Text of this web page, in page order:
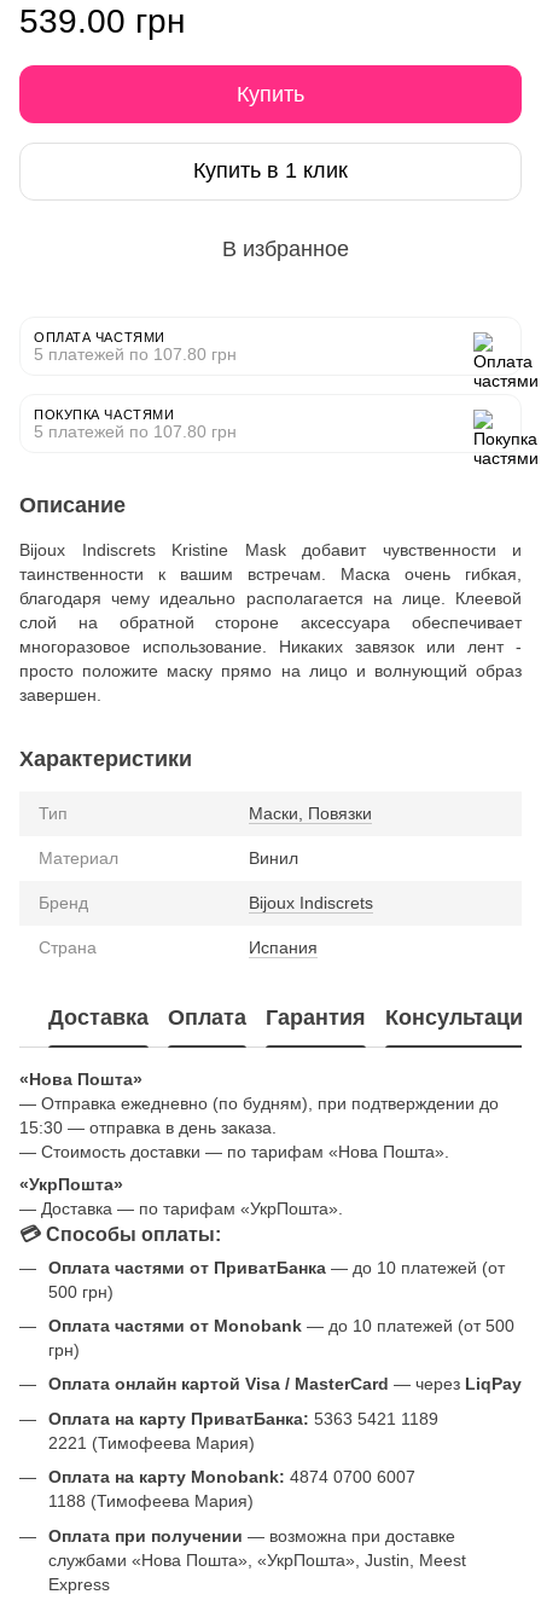
539.00 грн
Купить
Купить в 1 клик
В избранное
ОПЛАТА ЧАСТЯМИ
5 платежей по 107.80 грн
ПОКУПКА ЧАСТЯМИ
5 платежей по 107.80 грн
Описание
Bijoux Indiscrets Kristine Mask добавит чувственности и
таинственности к вашим встречам. Маска очень гибкая,
благодаря чему идеально располагается на лице. Клеевой
слой на обратной стороне аксессуара обеспечивает
многоразовое использование. Никаких завязок или лент -
просто положите маску прямо на лицо и волнующий образ
завершен.
Характеристики
Тип Маски, Повязки
Материал Винил
Бренд Bijoux Indiscrets
Страна Испания
Доставка Оплата Гарантия Консультация
«Нова Пошта»
— Отправка ежедневно (по будням), при подтверждении до
15:30 — отправка в день заказа.
— Стоимость доставки — по тарифам «Нова Пошта».
«УкрПошта»
— Доставка — по тарифам «УкрПошта».
💳 Способы оплаты:
Оплата частями от ПриватБанка — до 10 платежей (от
500 грн)
Оплата частями от Monobank — до 10 платежей (от 500
грн)
Оплата онлайн картой Visa / MasterCard — через LiqPay
Оплата на карту ПриватБанка: 5363 5421 1189
2221 (Тимофеева Мария)
Оплата на карту Monobank: 4874 0700 6007
1188 (Тимофеева Мария)
Оплата при получении — возможна при доставке
службами «Нова Пошта», «УкрПошта», Justin, Meest
Express